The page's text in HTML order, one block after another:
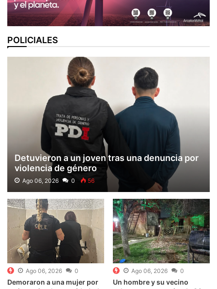
POLICIALES
Detuvieron a un joven tras una denuncia por
violencia de género
Ago 06, 2026 0 56
Ago 06, 2026 0
Demoraron a una mujer por
Ago 06, 2026 0
Un hombre y su vecino